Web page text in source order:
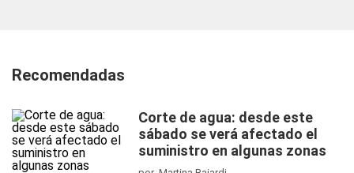
Recomendadas
Corte de agua: desde este
sábado se verá afectado el
suministro en algunas zonas